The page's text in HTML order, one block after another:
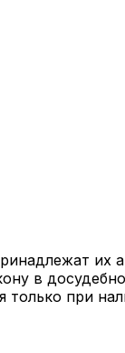
их
в
при